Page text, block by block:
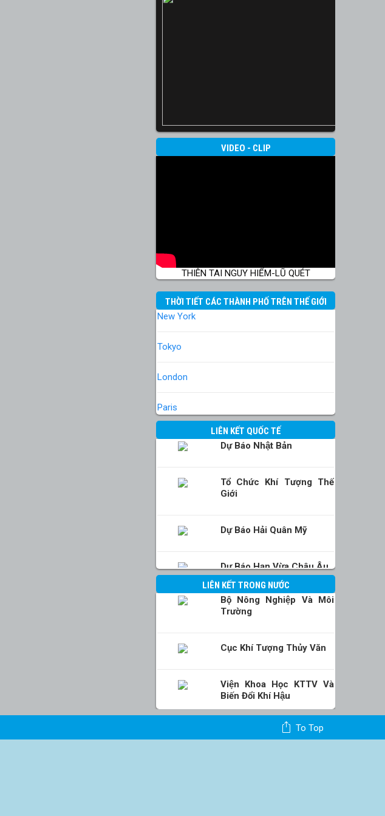
VIDEO - CLIP
THIÊN TAI NGUY HIỂM-LŨ QUÉT
THỜI TIẾT CÁC THÀNH PHỐ TRÊN THẾ GIỚI
New York
Tokyo
London
Paris
LIÊN KẾT QUỐC TẾ
Dự Báo Nhật Bản
Tổ Chức Khí Tượng Thế
Giới
Dự Báo Hải Quân Mỹ
Dự Báo Hạn Vừa Châu Âu
LIÊN KẾT TRONG NƯỚC
Bộ Nông Nghiệp Và Môi
Trường
Cục Khí Tượng Thủy Văn
Viện Khoa Học KTTV Và
Biến Đổi Khí Hậu
To Top